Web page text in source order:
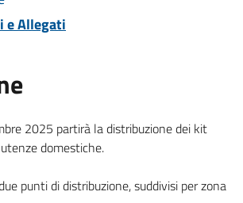
e Allegati
2025 partirà la distribuzione dei kit
domestiche.
punti di distribuzione, suddivisi per zona